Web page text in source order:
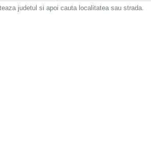
judetul si apoi cauta localitatea sau strada.